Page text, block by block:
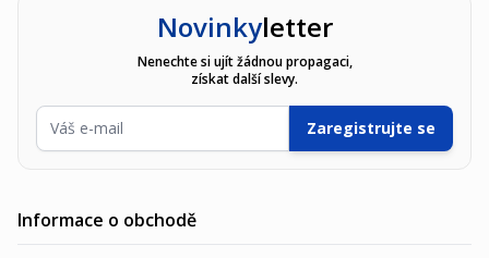
Novinkyletter
Nenechte si ujít žádnou propagaci,
získat další slevy.
E-mailová adresa
Zaregistrujte se
Informace o obchodě